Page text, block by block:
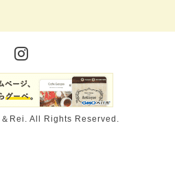
Rei . All Rights Reserved.